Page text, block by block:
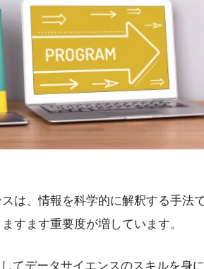
は、情報を科学的に解釈する手法
すます重要度が増しています。
てデータサイエンスのスキルを身